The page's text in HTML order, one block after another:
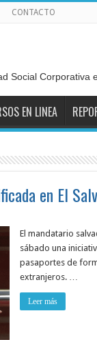
CONTACTO
Social Corporativa
EN LINEA
en El
El mandatario
sábado una
pasaportes de
extranjeros. …
Leer más